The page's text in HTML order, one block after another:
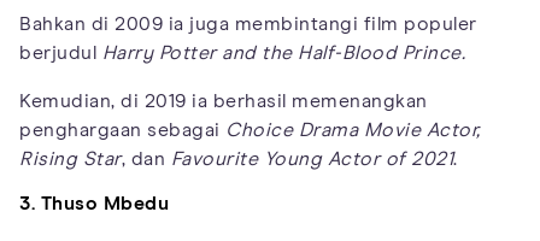
Bahkan di 2009 ia juga membintangi film populer
berjudul Harry Potter and the Half-Blood Prince.
Kemudian, di 2019 ia berhasil memenangkan
penghargaan sebagai Choice Drama Movie Actor,
Rising Star, dan Favourite Young Actor of 2021.
3. Thuso Mbedu